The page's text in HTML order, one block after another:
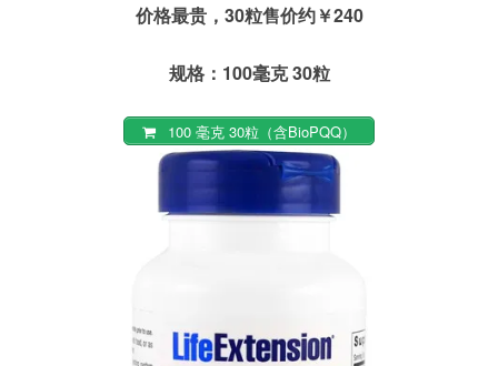
价格最贵，30粒售价约￥240
规格：100毫克 30粒
100 毫克 30粒（含BioPQQ）